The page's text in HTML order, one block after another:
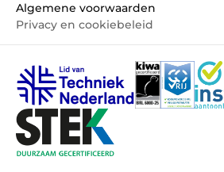
Algemene voorwaarden
Privacy en cookiebeleid